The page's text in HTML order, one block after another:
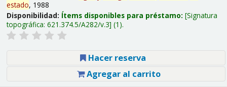
estado, 1988
Disponibilidad: Ítems disponibles para préstamo: Signatura
topográfica: 621.374.5/A282/v.3 (1).
Hacer reserva
Agregar al carrito